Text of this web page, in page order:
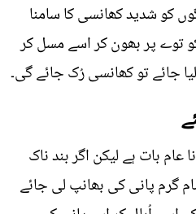
کو شدید کھانسی کا سامنا
توے پر بھون کر اسے مسل کر
جائے تو کھانسی رُک جائے گی۔
بات ہے لیکن اگر بند ناک
گرم پانی کی بھانپ لی جائے